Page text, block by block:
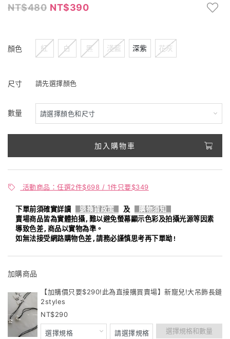
480
390
顏色 紅 白 黑 淺藍 深紫 花灰
尺寸 請先選擇顏色
數量
加入購物車
活動商品：任選2件$698 / 1件只要$349
下單前須確實詳讀 退換貨政策 及
購物須知
賣場商品皆為實體拍攝,難以避免螢幕顯示色彩及拍攝光源等因素
導致色差,商品以實物為準。
如無法接受網路購物色差,請務必謹慎思考再下單呦!
加購商品
【加購價只要$290!此為直接購買賣場】新寵兒!大吊飾長鏈
2styles
290
選擇規格和數量